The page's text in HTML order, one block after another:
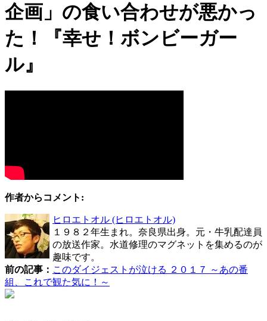
企画」の食い合わせが悪かっ
た！『幸せ！ボンビーガー
ル』
作者からコメント:
ヒロエトオル (ヒロエトオル)
１９８２年生まれ。奈良県出身。元・牛乳配達員
の放送作家。水道修理のマグネットを集めるのが
趣味です。
前の記事： このダイジェストが泣ける ２０１７ ～あの番
組、これで観た気に！～